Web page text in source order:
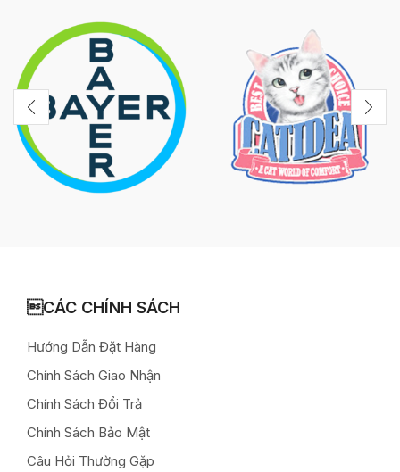
CÁC CHÍNH SÁCH
Hướng Dẫn Đặt Hàng
Chính Sách Giao Nhận
Chính Sách Đổi Trả
Chính Sách Bảo Mật
Câu Hỏi Thường Gặp